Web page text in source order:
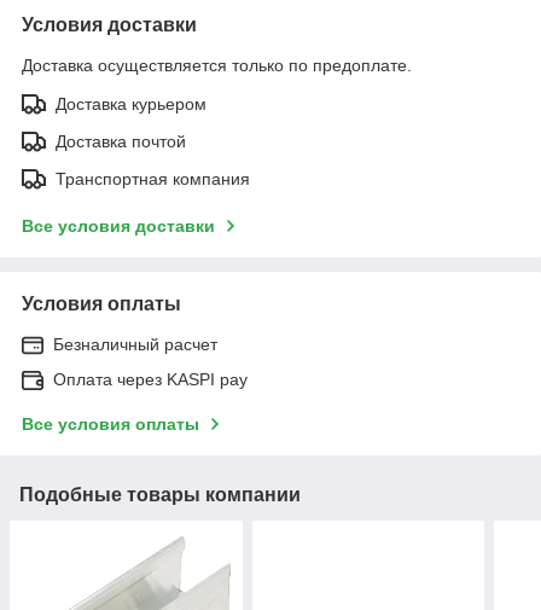
Условия доставки
Доставка осуществляется только по предоплате.
Доставка курьером
Доставка почтой
Транспортная компания
Все условия доставки
Условия оплаты
Безналичный расчет
Оплата через KASPI pay
Все условия оплаты
Подобные товары компании